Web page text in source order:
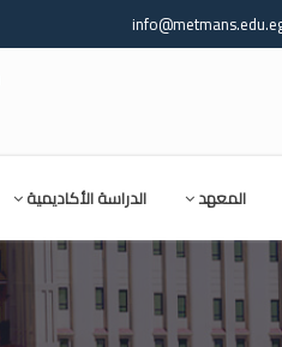
المعهد الدراسة الأكاديمية